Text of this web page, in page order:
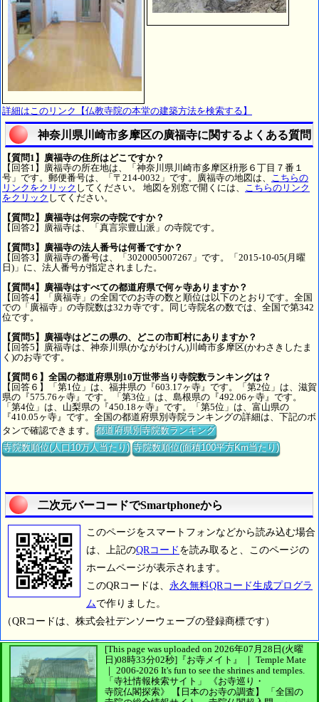
詳細はこのリンク【仏教寺院の本堂の建築方法を検索する】
神奈川県川崎市多摩区の廣福寺に関するよくある質問
【質問1】廣福寺の住所はどこですか？
【回答1】廣福寺の所在地は、「神奈川県川崎市多摩区枡形６丁目７番１
号」です。郵便番号は、「〒214-0032」です。廣福寺の地図は、 こちらの
リンクをクリック してください。 地図を別窓で開くには、 こちらのリンク
をクリック してください。
【質問2】廣福寺は何宗の寺院ですか？
【回答2】廣福寺は、「真言宗豊山派」の寺院です。
【質問3】廣福寺の法人番号は何番ですか？
【回答3】廣福寺の番号は、「3020005007267」です。「2015-10-05(月曜
日)」に、法人番号が指定されました。
【質問4】廣福寺はすべての都道府県で何ヶ寺ありますか？
【回答4】「廣福寺」の全国でのお寺の数と順位は以下のとおりです。全国
での「廣福寺」の寺院数は32カ寺です。同じ寺院名の数では、全国で第342
位です。
【質問5】廣福寺はどこの県の、どこの市町村にありますか？
【回答5】廣福寺は、神奈川県(かながわけん)川崎市多摩区(かわさきしたま
く)のお寺です。
【質問６】全国の都道府県別10万世帯当り寺院数ランキングは？
【回答６】「第1位」は、福井県の『603.17ヶ寺』です。「第2位」は、滋賀
県の『575.76ヶ寺』です。「第3位」は、島根県の『492.06ヶ寺』です。
「第4位」は、山梨県の『450.18ヶ寺』です。「第5位」は、富山県の
『410.05ヶ寺』です。全国の都道府県別寺院ランキングの詳細は、下記のボ
タンで確認できます。都道府県別寺院数ランキング
寺院数順位(人口10万人当たり) 寺院数順位(面積100平方Km当たり)
二次元バーコードでSmartphoneから
このページをスマートフォンなどから読み込む場合
は、上記のQRコード を読み取ると、このページの
ホームページが表示されます。
このQRコードは、 永久無料QRコード生成プログラ
ムで作りました。
（QRコードは、株式会社デンソーウェーブの登録商標です）
[This page was uploaded on 2026年07月28日(火曜
日)08時33分02秒] 『お寺メイト』 ｜ Temple Mate
｜ 2006-2026 It's fun to see the shrines and temples.
「寺社情報検索サイト」
《お寺巡り・
寺院仏閣探索》
【日本のお寺の調査】
「全国の